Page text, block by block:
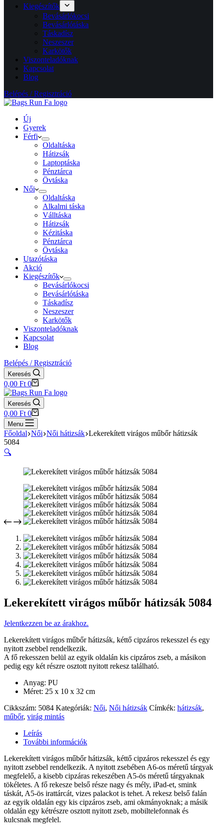
Kiegészítők
Bevásárlókocsi
Bevásárlótáska
Táskadísz
Neszeszer
Karkötők
Viszonteladóknak
Kapcsolat
Blog
Belépés / Regisztráció
Új
Gyerek
Férfi
Oldaltáska
Hátizsák
Laptoptáska
Pénztárca
Övtáska
Női
Oldaltáska
Alkalmi táska
Válltáska
Hátizsák
Kézitáska
Pénztárca
Övtáska
Utazótáska
Akció
Kiegészítők
Bevásárlókocsi
Bevásárlótáska
Táskadísz
Neszeszer
Karkötők
Viszonteladóknak
Kapcsolat
Blog
Belépés / Regisztráció
Keresés
Shopping
cart
0,00 Ft 0
Keresés
Shopping
cart
0,00 Ft 0
Menu
Főoldal Női Női hátizsák Lekerekített virágos műbőr hátizsák
5084
🔍
Lekerekített virágos műbőr hátizsák 5084
Jelentkezzen be az árakhoz.
Lekerekített virágos műbőr hátizsák, kéttő cipzáros rekesszel és egy
nyitott zsebbel rendelkezik.
A fő rekesszen belül az egyik oldalán kis cipzáros zseb, a másikon
pedig egy két részre osztott nyitott rekesz található.
Anyag: PU
Méret: 25 x 10 x 32 cm
Cikkszám: 5084 Kategóriák: Női, Női hátizsák Címkék: hátizsák,
műbőr, virág mintás
Leírás
További információk
Lekerekített virágos műbőr hátizsák, kéttő cipzáros rekesszel és egy
nyitott zsebbel rendelkezik. A nyitott zsebében A6-os méretű tárgyak
megfelelő, a kisebb cipzáras rekeszében A5-ös méretű tárgyaknak
tökéletes. A fő rekesze belső része nagy és mély, iPad-et, smink
táskát, A5-ös irattárcát, vizes palackot is tehet. A rekesz belső falán
az egyik oldalán egy kis cipzáros zseb, ami okmányoknak; a másik
oldalán egy kétrészre osztott nyitott zseb, mobiltelefonnak és
kulcsnak megfelel.